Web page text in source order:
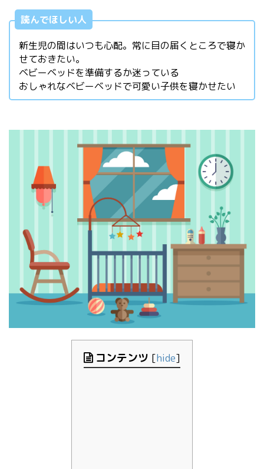
読んでほしい人
新生児の間はいつも心配。常に目の届くところで寝か
せておきたい。
ベビーベッドを準備するか迷っている
おしゃれなベビーベッドで可愛い子供を寝かせたい
コンテンツ [hide]